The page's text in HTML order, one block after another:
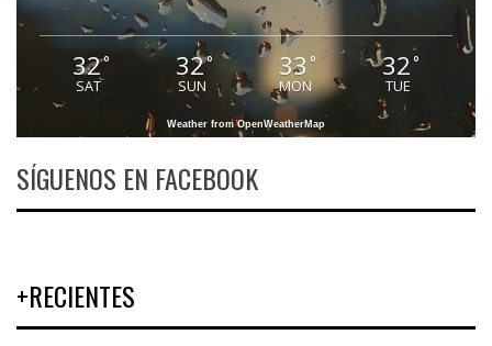
32°
SAT
32°
SUN
33 °
MON
32°
TUE
Weather from OpenWeatherMap
SÍGUENOS EN FACEBOOK
+RECIENTES